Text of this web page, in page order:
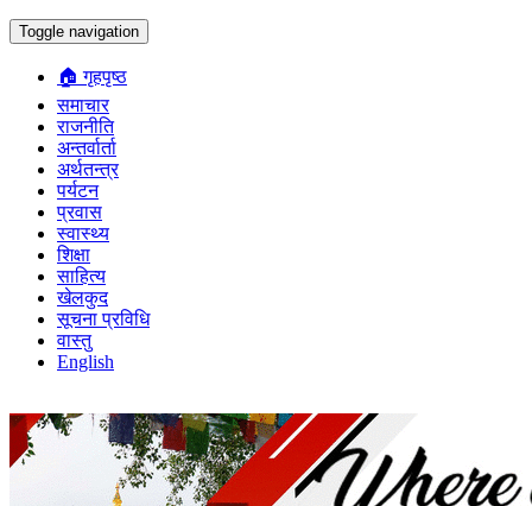
Toggle navigation
🏠 गृहपृष्ठ
समाचार
राजनीति
अन्तर्वार्ता
अर्थतन्त्र
पर्यटन
प्रवास
स्वास्थ्य
शिक्षा
साहित्य
खेलकुद
सूचना प्रविधि
वास्तु
English